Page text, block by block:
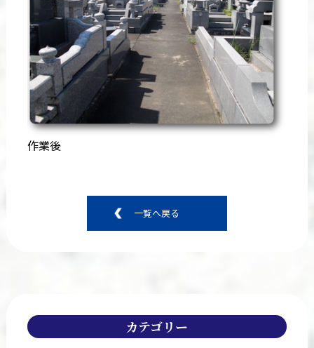
作業後
一覧へ戻る
カテゴリー